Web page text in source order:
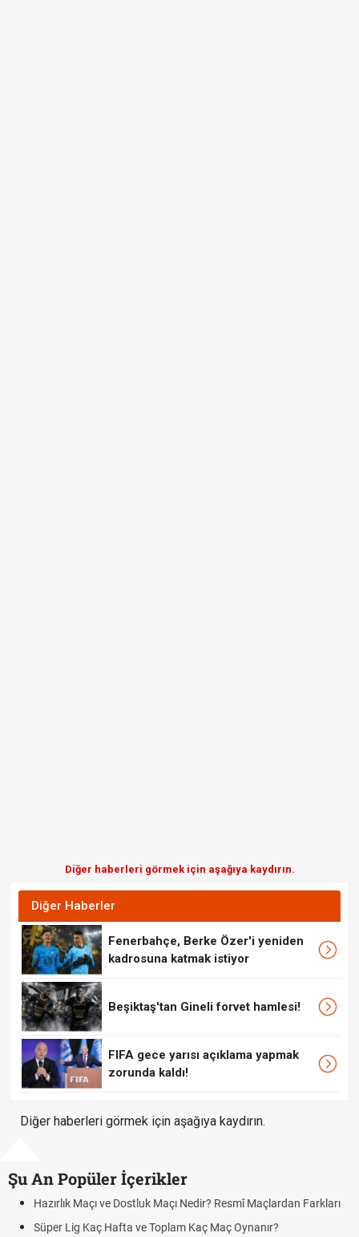
Diğer haberleri görmek için aşağıya kaydırın.
Diğer Haberler
Fenerbahçe, Berke Özer'i yeniden
kadrosuna katmak istiyor
Beşiktaş'tan Gineli forvet hamlesi!
FIFA gece yarısı açıklama yapmak
zorunda kaldı!
Diğer haberleri görmek için aşağıya kaydırın.
Şu An Popüler İçerikler
Maçı ve Dostluk Maçı Nedir? Resmî Maçlardan Farkları
Lig Kaç Hafta ve Toplam Kaç Maç Oynanır?
Puan